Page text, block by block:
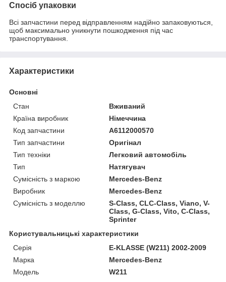
Спосіб упаковки
Всі запчастини перед відправленням надійно запаковуються,
щоб максимально уникнути пошкодження під час
транспортування.
Характеристики
Основні
Стан
Вживаний
Країна виробник
Німеччина
Код запчастини
A6112000570
Тип запчастини
Оригінал
Тип техніки
Легковий автомобіль
Тип
Натягувач
Сумісність з маркою
Mercedes-Benz
Виробник
Mercedes-Benz
Сумісність з моделлю
S-Class, CLC-Class, Viano, V-
Class, G-Class, Vito, C-Class,
Sprinter
Користувальницькі характеристики
Серія
E-KLASSE (W211) 2002-2009
Марка
Mercedes-Benz
Модель
W211